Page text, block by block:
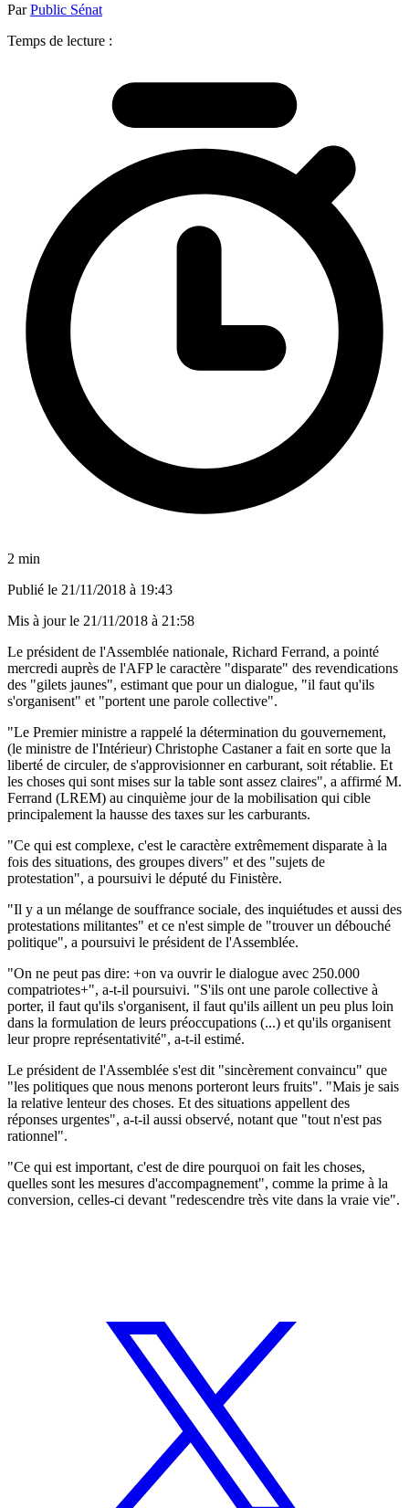
ParPublic Sénat
Temps de lecture :
2 min
Publié le 21/11/2018 à 19:43
Mis à jour le 21/11/2018 à 21:58
Le président de l'Assemblée nationale, Richard Ferrand, a pointé
mercredi auprès de l'AFP le caractère "disparate" des revendications
des "gilets jaunes", estimant que pour un dialogue, "il faut qu'ils
s'organisent" et "portent une parole collective".
"Le Premier ministre a rappelé la détermination du gouvernement,
(le ministre de l'Intérieur) Christophe Castaner a fait en sorte que la
liberté de circuler, de s'approvisionner en carburant, soit rétablie. Et
les choses qui sont mises sur la table sont assez claires", a affirmé M.
Ferrand (LREM) au cinquième jour de la mobilisation qui cible
principalement la hausse des taxes sur les carburants.
"Ce qui est complexe, c'est le caractère extrêmement disparate à la
fois des situations, des groupes divers" et des "sujets de
protestation", a poursuivi le député du Finistère.
"Il y a un mélange de souffrance sociale, des inquiétudes et aussi des
protestations militantes" et ce n'est simple de "trouver un débouché
politique", a poursuivi le président de l'Assemblée.
"On ne peut pas dire: +on va ouvrir le dialogue avec 250.000
compatriotes+", a-t-il poursuivi. "S'ils ont une parole collective à
porter, il faut qu'ils s'organisent, il faut qu'ils aillent un peu plus loin
dans la formulation de leurs préoccupations (...) et qu'ils organisent
leur propre représentativité", a-t-il estimé.
Le président de l'Assemblée s'est dit "sincèrement convaincu" que
"les politiques que nous menons porteront leurs fruits". "Mais je sais
la relative lenteur des choses. Et des situations appellent des
réponses urgentes", a-t-il aussi observé, notant que "tout n'est pas
rationnel".
"Ce qui est important, c'est de dire pourquoi on fait les choses,
quelles sont les mesures d'accompagnement", comme la prime à la
conversion, celles-ci devant "redescendre très vite dans la vraie vie".